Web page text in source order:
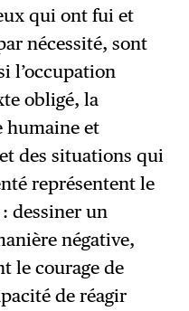
qui ont fui et
nécessité, sont
l’occupation
obligé, la
humaine et
des situations qui
représentent le
dessiner un
négative,
le courage de
de réagir